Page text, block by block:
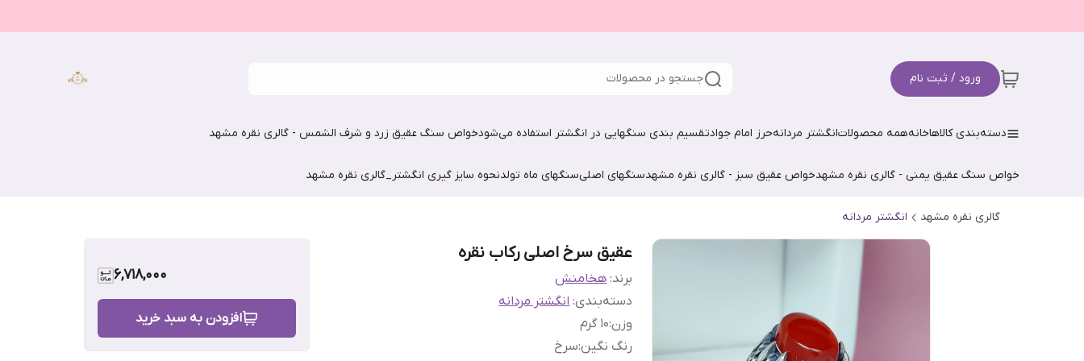
ورود / ثبت نام جستجو در محصولات
دسته‌بندی کالاهاخانههمه محصولاتانگشتر مردانهحرز امام جوادتقسیم بندی سنگهایی در انگشتر استفاده می‌شودخواص سنگ عقیق زرد و شرف الشمس - گالری نقره مشهد
خواص سنگ عقیق یمنی - گالری نقره مشهدخواص عقیق سبز - گالری نقره مشهدسنگهای اصلیسنگهای ماه تولدنحوه سایز گیری انگشتر_گالری نقره مشهد
گالری نقره مشهد انگشتر مردانه
عقیق سرخ اصلی رکاب نقره
برند: هخامنش
دسته‌بندی:انگشتر مردانه
وزن:10 گرم
رنگ نگین:سرخ
6,718,000
افزودن به سبد خرید